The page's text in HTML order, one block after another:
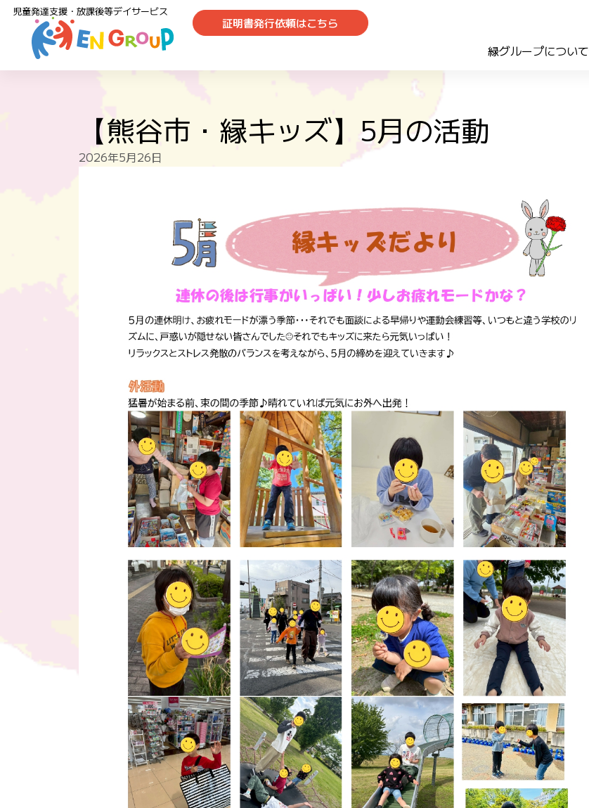
児童発達支援・放課後等デイサービス
証明書発行依頼はこちら
緑グループについて
【熊谷市・縁キッズ】5月の活動
2026年5月26日